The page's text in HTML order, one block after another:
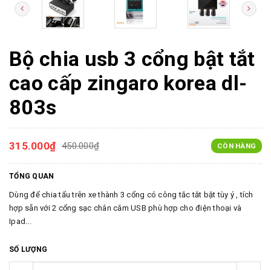
Bộ chia usb 3 cổng bật tắt
cao cấp zingaro korea dl-
803s
315.000₫ 450.000₫ CÒN HÀNG
TỔNG QUAN
Dùng để chia tẩu trên xe thành 3 cổng có công tắc tắt bật tùy ý , tích
hợp sẵn với 2 cổng sạc chân cắm USB phù hợp cho điện thoại và
Ipad...
SỐ LƯỢNG